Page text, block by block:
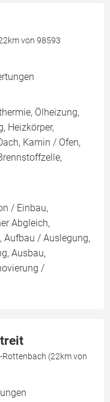
von 98593
Ölheizung,
Heizkörper,
Kamin / Ofen,
/ Einbau,
Abgleich,
Aufbau / Auslegung,
Ausbau,
/
Rottenbach (22km von